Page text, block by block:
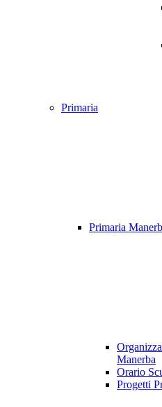
Primaria
Primaria
Manerba
Orario
Progetti